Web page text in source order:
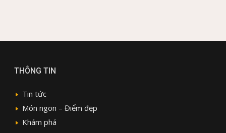
THÔNG TIN
Tin tức
Món ngon – Điểm đẹp
Khám phá